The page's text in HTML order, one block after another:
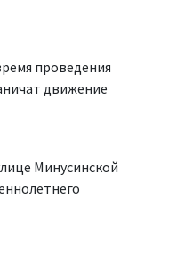
проведения
движение
Минусинской